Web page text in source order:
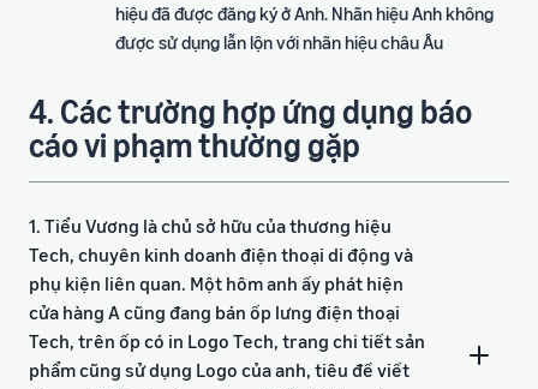
hiệu đã được đăng ký ở Anh. Nhãn hiệu Anh không
được sử dụng lẫn lộn với nhãn hiệu châu Âu
4. Các trường hợp ứng dụng báo
cáo vi phạm thường gặp
1. Tiểu Vương là chủ sở hữu của thương hiệu
Tech, chuyên kinh doanh điện thoại di động và
phụ kiện liên quan. Một hôm anh ấy phát hiện
cửa hàng A cũng đang bán ốp lưng điện thoại
Tech, trên ốp có in Logo Tech, trang chi tiết sản
phẩm cũng sử dụng Logo của anh, tiêu đề viết